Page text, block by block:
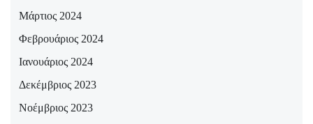
Μάρτιος 2024
Φεβρουάριος 2024
Ιανουάριος 2024
Δεκέμβριος 2023
Νοέμβριος 2023